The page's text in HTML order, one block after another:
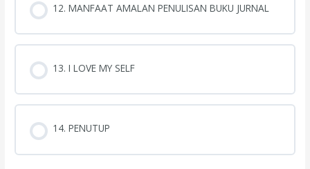
12. MANFAAT AMALAN PENULISAN BUKU JURNAL
13. I LOVE MY SELF
14. PENUTUP